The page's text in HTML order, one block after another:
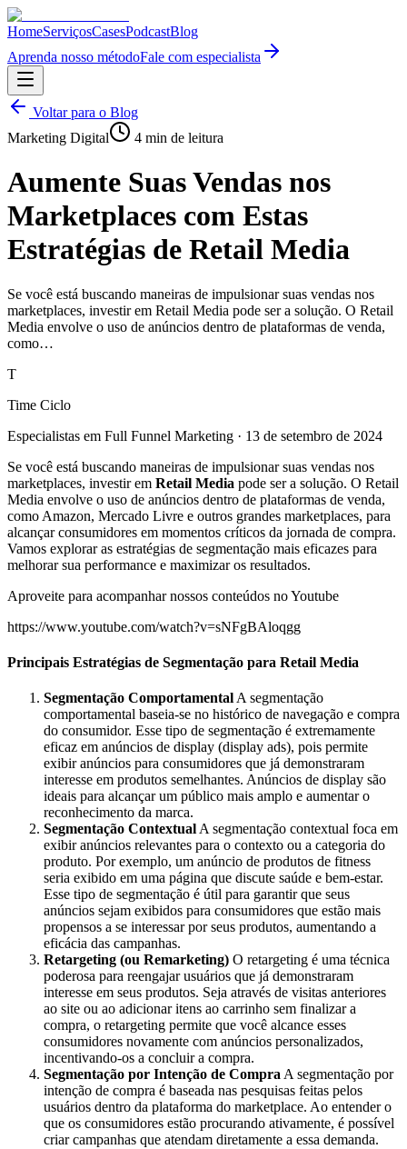
HomeServiçosCasesPodcastBlog
Aprenda nosso métodoFale com especialista
Voltar para o Blog
Marketing Digital
4 min de leitura
Aumente Suas Vendas nos
Marketplaces com Estas
Estratégias de Retail Media
Se você está buscando maneiras de impulsionar suas vendas nos
marketplaces, investir em Retail Media pode ser a solução. O Retail
Media envolve o uso de anúncios dentro de plataformas de venda,
como…
T
Time Ciclo
Especialistas em Full Funnel Marketing · 13 de setembro de 2024
Se você está buscando maneiras de impulsionar suas vendas nos
marketplaces, investir em Retail Media pode ser a solução. O Retail
Media envolve o uso de anúncios dentro de plataformas de venda,
como Amazon, Mercado Livre e outros grandes marketplaces, para
alcançar consumidores em momentos críticos da jornada de compra.
Vamos explorar as estratégias de segmentação mais eficazes para
melhorar sua performance e maximizar os resultados.
Aproveite para acompanhar nossos conteúdos no Youtube
https://www.youtube.com/watch?v=sNFgBAloqgg
Principais Estratégias de Segmentação para Retail Media
Segmentação ComportamentalA segmentação
comportamental baseia-se no histórico de navegação e compra
do consumidor. Esse tipo de segmentação é extremamente
eficaz em anúncios de display (display ads), pois permite
exibir anúncios para consumidores que já demonstraram
interesse em produtos semelhantes. Anúncios de display são
ideais para alcançar um público mais amplo e aumentar o
reconhecimento da marca.
Segmentação ContextualA segmentação contextual foca em
exibir anúncios relevantes para o contexto ou a categoria do
produto. Por exemplo, um anúncio de produtos de fitness
seria exibido em uma página que discute saúde e bem-estar.
Esse tipo de segmentação é útil para garantir que seus
anúncios sejam exibidos para consumidores que estão mais
propensos a se interessar por seus produtos, aumentando a
eficácia das campanhas.
Retargeting (ou Remarketing) O retargeting é uma técnica
poderosa para reengajar usuários que já demonstraram
interesse em seus produtos. Seja através de visitas anteriores
ao site ou ao adicionar itens ao carrinho sem finalizar a
compra, o retargeting permite que você alcance esses
consumidores novamente com anúncios personalizados,
incentivando-os a concluir a compra.
Segmentação por Intenção de CompraA segmentação por
intenção de compra é baseada nas pesquisas feitas pelos
usuários dentro da plataforma do marketplace. Ao entender o
que os consumidores estão procurando ativamente, é possível
criar campanhas que atendam diretamente a essa demanda.